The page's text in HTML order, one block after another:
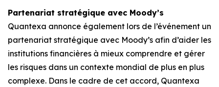
Partenariat stratégique avec Moody’s
Quantexa annonce également lors de l’événement un
partenariat stratégique avec Moody’s afin d’aider les
institutions financières à mieux comprendre et gérer
les risques dans un contexte mondial de plus en plus
complexe. Dans le cadre de cet accord, Quantexa